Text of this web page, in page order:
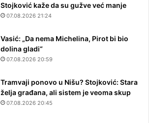
Stojković kaže da su gužve već manje
07.08.2026 21:24
Vasić: „Da nema Michelina, Pirot bi bio
dolina gladi“
07.08.2026 20:59
Tramvaji ponovo u Nišu? Stojković: Stara
želja građana, ali sistem je veoma skup
07.08.2026 20:45